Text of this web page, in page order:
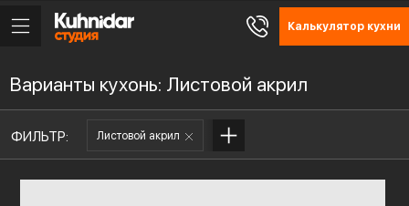
Калькулятор кухни
Варианты кухонь: Листовой акрил
ФИЛЬТР: Листовой акрил